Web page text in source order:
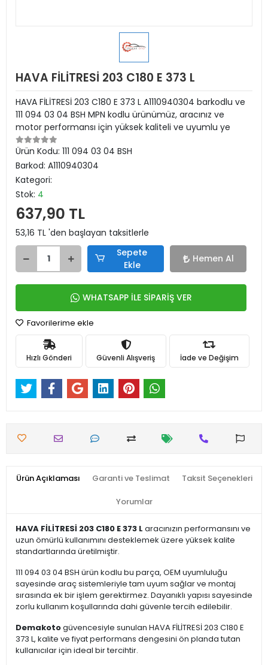
HAVA FİLİTRESİ 203 C180 E 373 L
HAVA FİLİTRESİ 203 C180 E 373 L A1110940304 barkodlu ve
111 094 03 04 BSH MPN kodlu ürünümüz, aracınız ve
motor performansı için yüksek kaliteli ve uyumlu ye
Ürün Kodu: 111 094 03 04 BSH
Barkod: A1110940304
Kategori:
Stok: 4
637,90 TL
53,16 TL 'den başlayan taksitlerle
Sepete
Ekle
Hemen Al
WHATSAPP İLE SİPARİŞ VER
Favorilerime ekle
Hızlı Gönderi Güvenli Alışveriş İade ve Değişim
Ürün Açıklaması Garanti ve Teslimat Taksit Seçenekleri
Yorumlar
HAVA FİLİTRESİ 203 C180 E 373 L aracınızın performansını ve
uzun ömürlü kullanımını desteklemek üzere yüksek kalite
standartlarında üretilmiştir.
111 094 03 04 BSH ürün kodlu bu parça, OEM uyumluluğu
sayesinde araç sistemleriyle tam uyum sağlar ve montaj
sırasında ek bir işlem gerektirmez. Dayanıklı yapısı sayesinde
zorlu kullanım koşullarında dahi güvenle tercih edilebilir.
Demakotogüvencesiyle sunulan HAVA FİLİTRESİ 203 C180 E
373 L, kalite ve fiyat performans dengesini ön planda tutan
kullanıcılar için ideal bir tercihtir.